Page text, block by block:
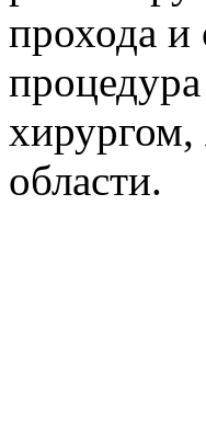
прохода и
области.